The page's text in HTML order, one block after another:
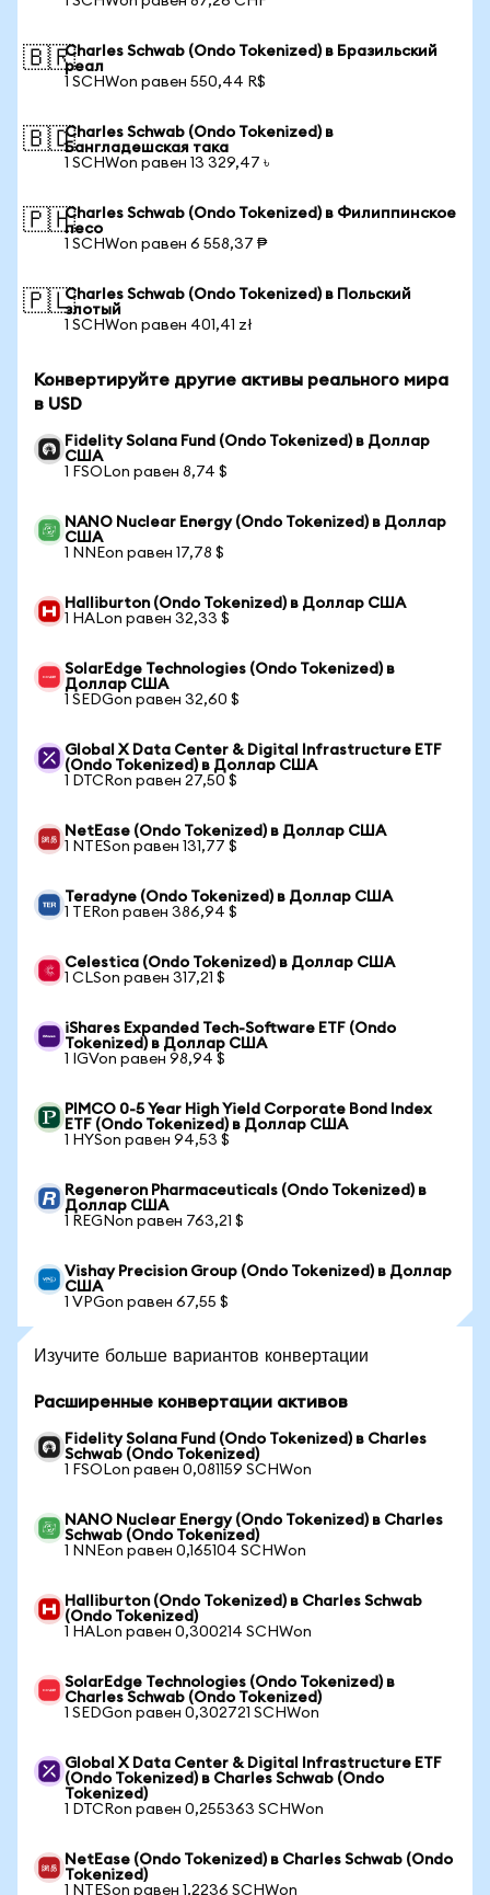
🇧🇷Charles Schwab (Ondo Tokenized) в Бразильский
реал
1 SCHWon равен 550,44 R$
🇧🇩Charles Schwab (Ondo Tokenized) в
Бангладешская така
1 SCHWon равен 13 329,47 ৳
🇵🇭Charles Schwab (Ondo Tokenized) в Филиппинское
песо
1 SCHWon равен 6 558,37 ₱
🇵🇱Charles Schwab (Ondo Tokenized) в Польский
злотый
1 SCHWon равен 401,41 zł
Конвертируйте другие активы реального мира
в USD
Fidelity Solana Fund (Ondo Tokenized) в Доллар
США
1 FSOLon равен 8,74 $
NANO Nuclear Energy (Ondo Tokenized) в Доллар
США
1 NNEon равен 17,78 $
Halliburton (Ondo Tokenized) в Доллар США
1 HALon равен 32,33 $
SolarEdge Technologies (Ondo Tokenized) в
Доллар США
1 SEDGon равен 32,60 $
Global X Data Center & Digital Infrastructure ETF
(Ondo Tokenized) в Доллар США
1 DTCRon равен 27,50 $
NetEase (Ondo Tokenized) в Доллар США
1 NTESon равен 131,77 $
Teradyne (Ondo Tokenized) в Доллар США
1 TERon равен 386,94 $
Celestica (Ondo Tokenized) в Доллар США
1 CLSon равен 317,21 $
iShares Expanded Tech-Software ETF (Ondo
Tokenized) в Доллар США
1 IGVon равен 98,94 $
PIMCO 0-5 Year High Yield Corporate Bond Index
ETF (Ondo Tokenized) в Доллар США
1 HYSon равен 94,53 $
Regeneron Pharmaceuticals (Ondo Tokenized) в
Доллар США
1 REGNon равен 763,21 $
Vishay Precision Group (Ondo Tokenized) в Доллар
США
1 VPGon равен 67,55 $
Изучите больше вариантов конвертации
Расширенные конвертации активов
Fidelity Solana Fund (Ondo Tokenized) в Charles
Schwab (Ondo Tokenized)
1 FSOLon равен 0,081159 SCHWon
NANO Nuclear Energy (Ondo Tokenized) в Charles
Schwab (Ondo Tokenized)
1 NNEon равен 0,165104 SCHWon
Halliburton (Ondo Tokenized) в Charles Schwab
(Ondo Tokenized)
1 HALon равен 0,300214 SCHWon
SolarEdge Technologies (Ondo Tokenized) в
Charles Schwab (Ondo Tokenized)
1 SEDGon равен 0,302721 SCHWon
Global X Data Center & Digital Infrastructure ETF
(Ondo Tokenized) в Charles Schwab (Ondo
Tokenized)
1 DTCRon равен 0,255363 SCHWon
NetEase (Ondo Tokenized) в Charles Schwab (Ondo
Tokenized)
1 NTESon равен 1,2236 SCHWon